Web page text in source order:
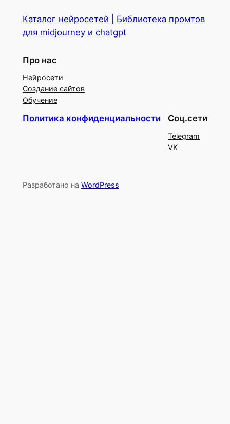
Каталог нейросетей | Библиотека промтов
для midjourney и chatgpt
Про нас
Нейросети
Создание сайтов
Обучение
Политика конфиденциальности Соц.сети
Telegram
VK
Разработано на WordPress